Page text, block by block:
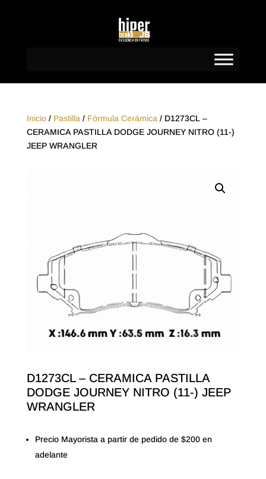
Inicio/ Pastilla / Fórmula Cerámica / D1273CL –
CERAMICA PASTILLA DODGE JOURNEY NITRO (11-)
JEEP WRANGLER
D1273CL – CERAMICA PASTILLA
DODGE JOURNEY NITRO (11-) JEEP
WRANGLER
Precio Mayorista a partir de pedido de $200 en
adelante